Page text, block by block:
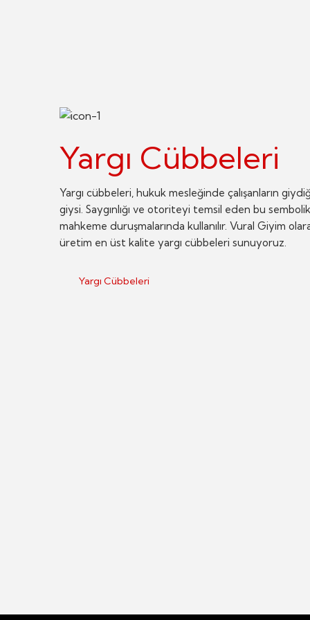
Yargı Cübbeleri
Yargı cübbeleri, hukuk mesleğinde çalışanların
giysi. Saygınlığı ve otoriteyi temsil eden bu
mahkeme duruşmalarında kullanılır. Vural Giyim
üretim en üst kalite yargı cübbeleri sunuyoruz.
Yargı Cübbeleri